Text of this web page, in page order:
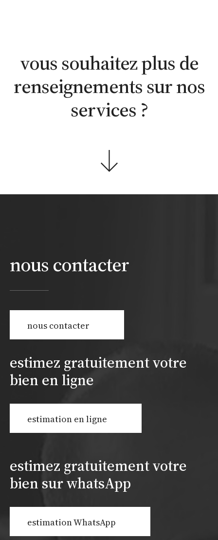
vous souhaitez plus de
renseignements sur nos
services ?
nous contacter
nous contacter
estimez gratuitement votre
bien en ligne
estimation en ligne
estimez gratuitement votre
bien sur whatsApp
estimation WhatsApp